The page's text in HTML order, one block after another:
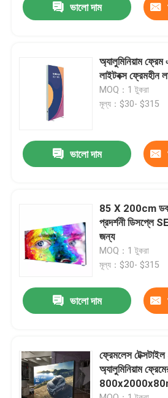
আমাদের সম্পর্কে
মান নিয়ন্ত্রণ
খবর
সব ক্ষেত্রেই
ট্রেড শো প্রদর্শনী প্রদর্শন
ভালো দাম
অ্যালুমিনিয়াম
লাইটবক্স ফ্রেমহীন
MOQ：1 টুকরা
মূল্য：$30- $315
ভালো দাম
85 X 200cm
প্রদর্শনী ডিসপ্লে
জন্য
MOQ：1 টুকরা
মূল্য：$30- $315
ভালো দাম
ফ্রেমলেস
অ্যালুমিনিয়াম